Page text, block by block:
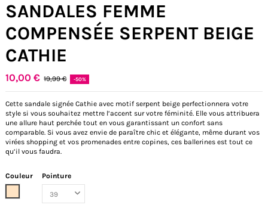
SANDALES FEMME
COMPENSÉE SERPENT BEIGE
CATHIE
10,00 € 19,99 € -50%
Cette sandale signée Cathie avec motif serpent beige perfectionnera votre
style si vous souhaitez mettre l’accent sur votre féminité. Elle vous attribuera
une allure haut perchée tout en vous garantissant un confort sans
comparable. Si vous avez envie de paraître chic et élégante, même durant vos
virées shopping et vos promenades entre copines, ces ballerines est tout ce
qu’il vous faudra.
Couleur
Pointure